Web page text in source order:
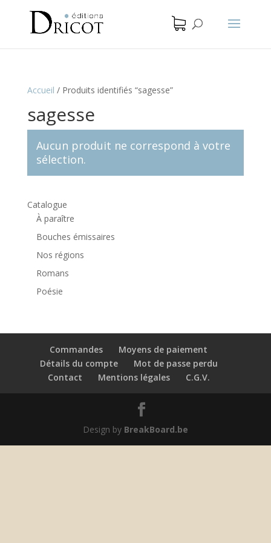
Accueil / Produits identifiés “sagesse”
sagesse
Aucun produit ne correspond à votre
sélection.
Catalogue
À paraître
Bouches émissaires
Nos régions
Romans
Poésie
Commandes
Moyens de paiement
Détails du compte
Mot de passe perdu
Contact
Mentions légales C.G.V.
Design by BreakBoard.be